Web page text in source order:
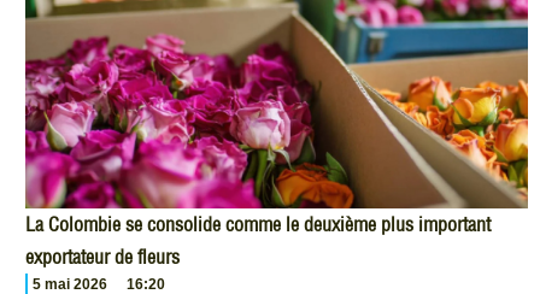
La Colombie se consolide comme le deuxième plus important
exportateur de fleurs
5 mai 2026 16:20